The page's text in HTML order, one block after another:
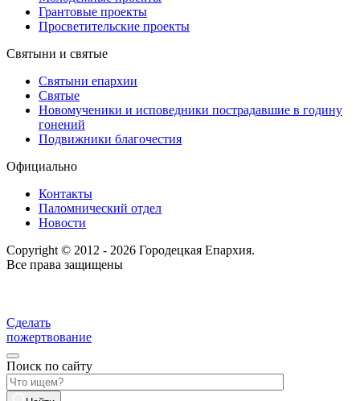
Грантовые проекты
Просветительские проекты
Святыни и святые
Святыни епархии
Святые
Новомученики и исповедники пострадавшие в годину
гонений
Подвижники благочестия
Официально
Контакты
Паломнический отдел
Новости
Copyright © 2012 - 2026 Городецкая Епархия.
Все права защищены
Сделать
пожертвование
Поиск по сайту